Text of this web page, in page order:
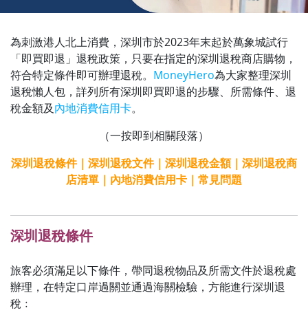
為刺激港人北上消費，深圳市於2023年末起於萬象城試行
「即買即退」退稅政策，只要在指定的深圳退稅商店購物，
符合特定條件即可辦理退稅。 MoneyHero為大家整理深圳
退稅懶人包，詳列所有深圳即買即退的步驟、所需條件、退
稅金額及內地消費信用卡。
（一按即到相關段落）
深圳退稅條件｜ 深圳退稅文件｜ 深圳退稅金額｜ 深圳退稅商
店清單 ｜ 內地消費信用卡 ｜ 常見問題
深圳退稅條件
旅客必須滿足以下條件，帶同退稅物品及所需文件於退稅處
辦理，在特定口岸過關並通過海關檢驗，方能進行深圳退
稅﹕